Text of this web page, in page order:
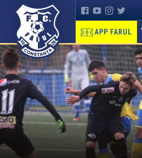
APP FARUL